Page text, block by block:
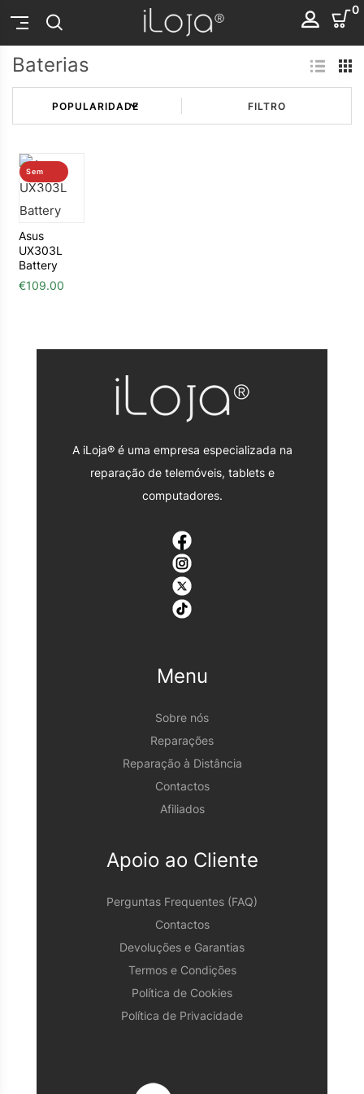
0
Baterias
FILTRO
Sem
stock
Asus
UX303L
Battery
€109.00
A iLoja® é uma empresa especializada na
reparação de telemóveis, tablets e
computadores.
Menu
Sobre nós
Reparações
Reparação à Distância
Contactos
Afiliados
Apoio ao Cliente
Perguntas Frequentes (FAQ)
Contactos
Devoluções e Garantias
Termos e Condições
Política de Cookies
Política de Privacidade